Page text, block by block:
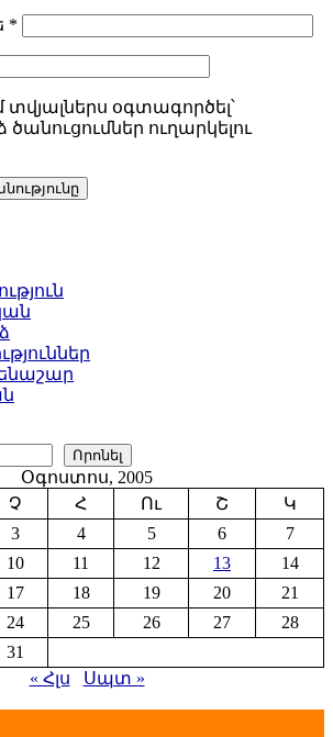
*
օգտագործել՝
ուղարկելու
Որոնել
Օգոստոս, 2005
Չ Հ Ու Շ
Կ
3 4 5 6
7
10 11 12 13
14
17 18 19 20
21
24 25 26 27
28
31
« Հլս
Սպտ »